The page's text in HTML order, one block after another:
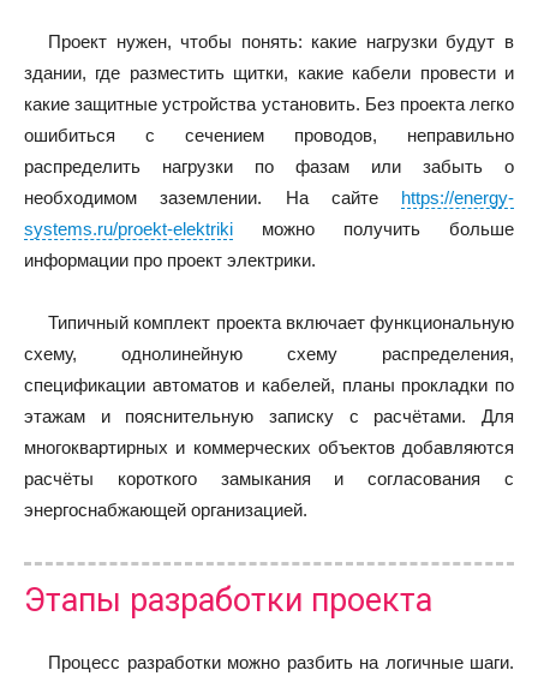
Проект нужен, чтобы понять: какие нагрузки будут в
здании, где разместить щитки, какие кабели провести и
какие защитные устройства установить. Без проекта легко
ошибиться с сечением проводов, неправильно
распределить нагрузки по фазам или забыть о
необходимом заземлении. На сайте https://energy-
systems.ru/proekt-elektriki можно получить больше
информации про проект электрики.
Типичный комплект проекта включает функциональную
схему, однолинейную схему распределения,
спецификации автоматов и кабелей, планы прокладки по
этажам и пояснительную записку с расчётами. Для
многоквартирных и коммерческих объектов добавляются
расчёты короткого замыкания и согласования с
энергоснабжающей организацией.
Этапы разработки проекта
Процесс разработки можно разбить на логичные шаги.